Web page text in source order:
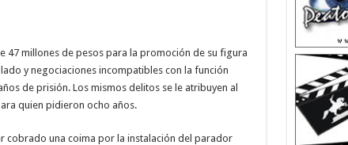
millones de pesos para la promoción de su figura
y negociaciones incompatibles con la función
de prisión. Los mismos delitos se le atribuyen al
quien pidieron ocho años.
cobrado una coima por la instalación del parador